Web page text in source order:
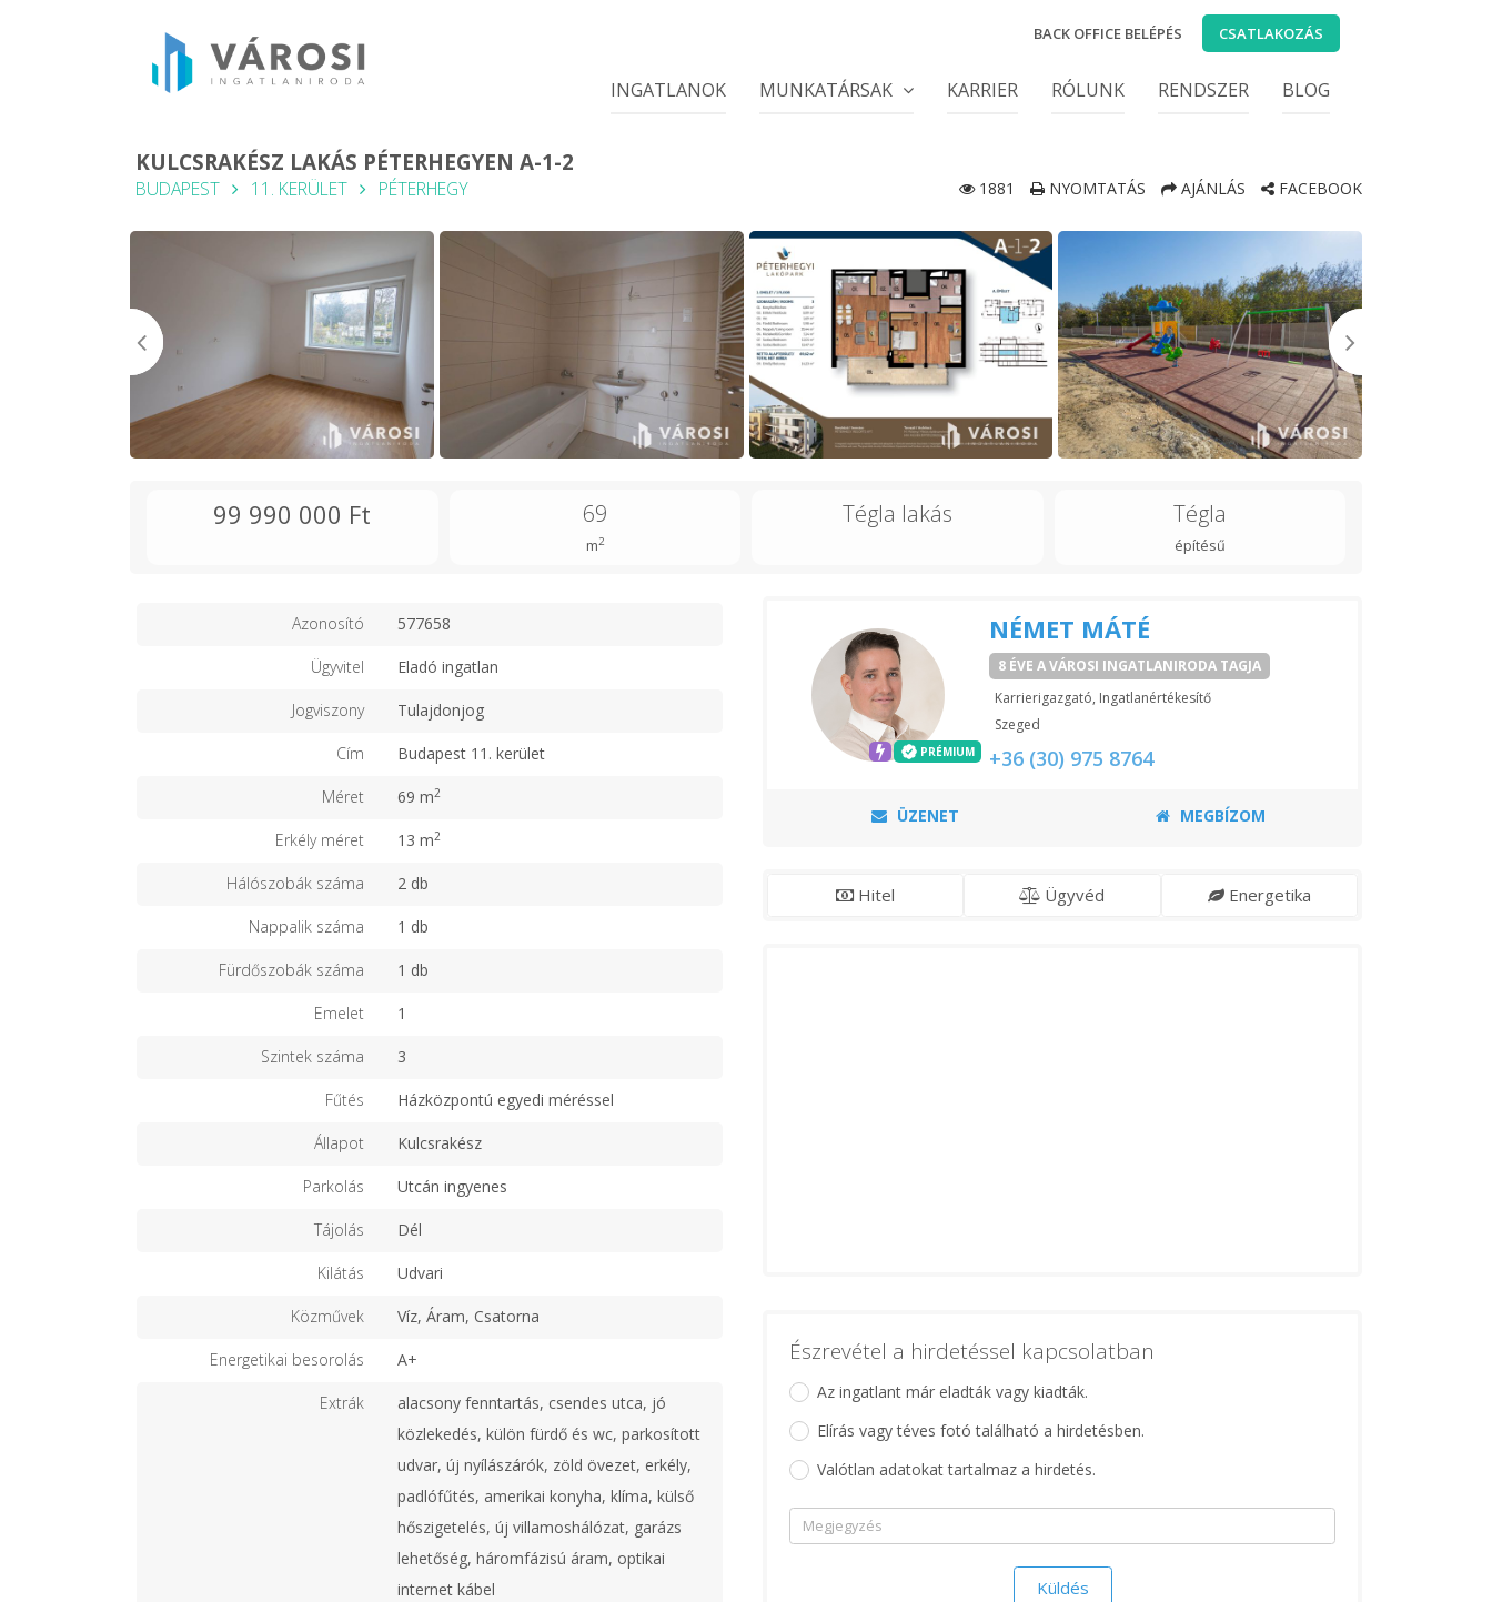
BACK OFFICE BELÉPÉS CSATLAKOZÁS
INGATLANOK MUNKATÁRSAK KARRIER RÓLUNK RENDSZER BLOG
KULCSRAKÉSZ LAKÁS PÉTERHEGYEN A-1-2
BUDAPEST 11. KERÜLET PÉTERHEGY 1881 NYOMTATÁS AJÁNLÁS FACEBOOK
99 990 000 Ft 69
m2
Tégla lakás Tégla
építésű
Azonosító 577658
Ügyvitel Eladó ingatlan
Jogviszony Tulajdonjog
Cím Budapest 11. kerület
Méret 69 m2
Erkély méret 13 m2
Hálószobák száma 2 db
Nappalik száma 1 db
Fürdőszobák száma 1 db
Emelet 1
Szintek száma 3
Fűtés Házközpontú egyedi méréssel
Állapot Kulcsrakész
Parkolás Utcán ingyenes
Tájolás Dél
Kilátás Udvari
Közművek Víz, Áram, Csatorna
Energetikai besorolás A+
Extrák
alacsony fenntartás, csendes utca, jó
közlekedés, külön fürdő és wc, parkosított
udvar, új nyílászárók, zöld övezet, erkély,
padlófűtés, amerikai konyha, klíma, külső
hőszigetelés, új villamoshálózat, garázs
lehetőség, háromfázisú áram, optikai
internet kábel
PRÉMIUM
NÉMET MÁTÉ
8 ÉVE A VÁROSI INGATLANIRODA TAGJA
Karrierigazgató, Ingatlanértékesítő
Szeged
+36 (30) 975 8764
ÜZENET MEGBÍZOM
Hitel Ügyvéd Energetika
Észrevétel a hirdetéssel kapcsolatban
Az ingatlant már eladták vagy kiadták.
Elírás vagy téves fotó található a hirdetésben.
Valótlan adatokat tartalmaz a hirdetés.